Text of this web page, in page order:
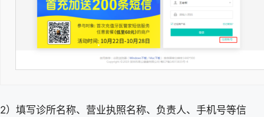
2）填写诊所名称、营业执照名称、负责人、手机号等信